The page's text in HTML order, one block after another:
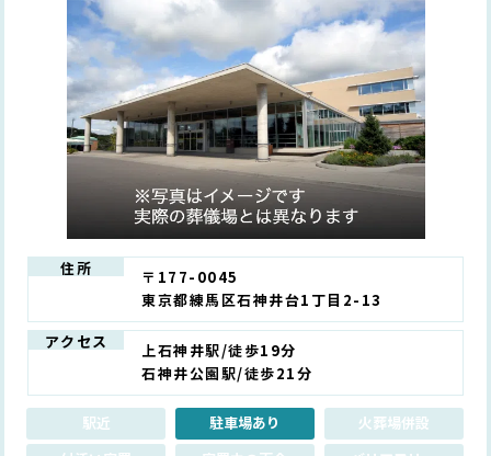
住所
〒177-0045
東京都練馬区石神井台1丁目2-13
アクセス
上石神井駅/徒歩19分
石神井公園駅/徒歩21分
駅近 駐車場あり
火葬場併設